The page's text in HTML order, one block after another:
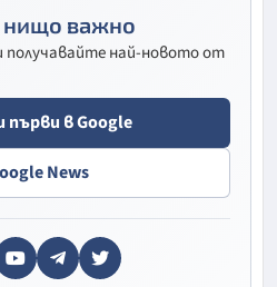
нищо важно
получавайте най-новото от
първи в Google
News